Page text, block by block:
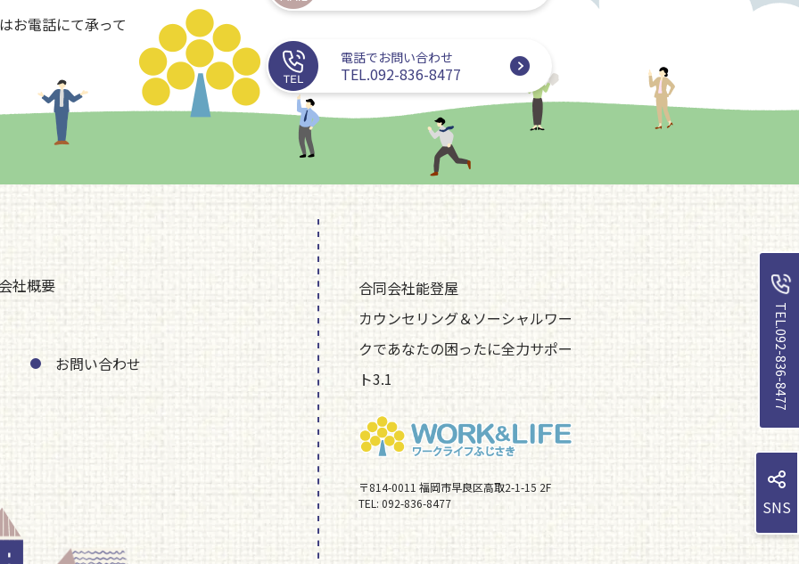
TEL.092-836-8477
SNS
お電話にて承って
電話でお問い合わせ
TEL.092-836-8477
会社概要
お問い合わせ
合同会社能登屋
カウンセリング＆ソーシャルワー
クであなたの困ったに全力サポー
ト3.1
〒814-0011 福岡市早良区高取2-1-15 2F
TEL: 092-836-8477